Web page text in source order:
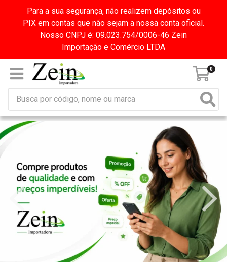
Para a sua segurança, não realizem depósitos ou
PIX em contas que não sejam a nossa conta oficial.
Nosso CNPJ é: 09.023.754/0006-46 Zein
Importação e Comércio LTDA
0